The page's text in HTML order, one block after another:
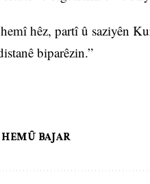
hêz, partî û saziyên
biparêzin.”
HEMÛ BAJAR